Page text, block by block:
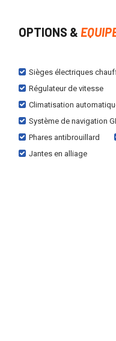
OPTIONS &
Sièges électriques
Régulateur de vitesse
Climatisation
Système de navigation
Phares antibrouillard
Jantes en alliage